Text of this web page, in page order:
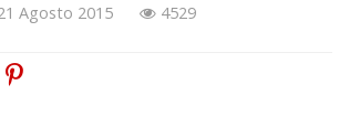
Agosto 2015 4529